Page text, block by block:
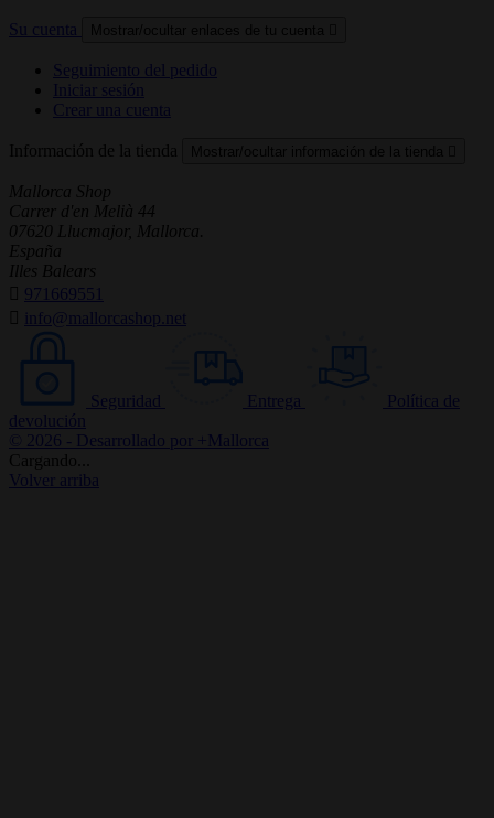
Su cuenta
Seguimiento del pedido
Iniciar sesión
Crear una cuenta
Información de la tienda
Mallorca Shop
Carrer d'en Melià 44
07620 Llucmajor, Mallorca.
España
Illes Balears
971669551
info@mallorcashop.net
Seguridad Entrega
Política de
devolución
© 2026 - Desarrollado por +Mallorca
Cargando...
Volver arriba